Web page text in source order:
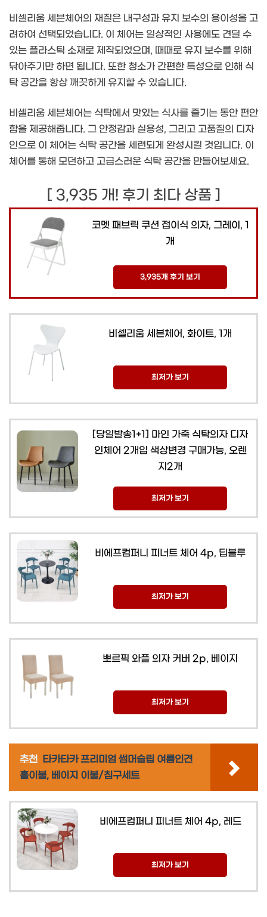
비셀리움 세븐체어의 재질은 내구성과 유지 보수의 용이성을 고
려하여 선택되었습니다. 이 체어는 일상적인 사용에도 견딜 수
있는 플라스틱 소재로 제작되었으며, 때때로 유지 보수를 위해
닦아주기만 하면 됩니다. 또한 청소가 간편한 특성으로 인해 식
탁 공간을 항상 깨끗하게 유지할 수 있습니다.
비셀리움 세븐체어는 식탁에서 맛있는 식사를 즐기는 동안 편안
함을 제공해줍니다. 그 안정감과 실용성, 그리고 고품질의 디자
인으로 이 체어는 식탁 공간을 세련되게 완성시킬 것입니다. 이
체어를 통해 모던하고 고급스러운 식탁 공간을 만들어보세요.
[ 3,935 개! 후기 최다 상품 ]
코멧 패브릭 쿠션 접이식 의자, 그레이, 1
개
3,935개 후기 보기
비셀리움 세븐체어, 화이트, 1개
최저가 보기
[당일발송1+1] 마인 가죽 식탁의자 디자
인체어 2개입 색상변경 구매가능, 오렌
지2개
최저가 보기
비에프컴퍼니 피너트 체어 4p, 딥블루
최저가 보기
뽀르픽 와플 의자 커버 2p, 베이지
최저가 보기
추천 타카타카 프리미엄 썸머슬립 여름인견
홑이불, 베이지 이불/침구세트
비에프컴퍼니 피너트 체어 4p, 레드
최저가 보기